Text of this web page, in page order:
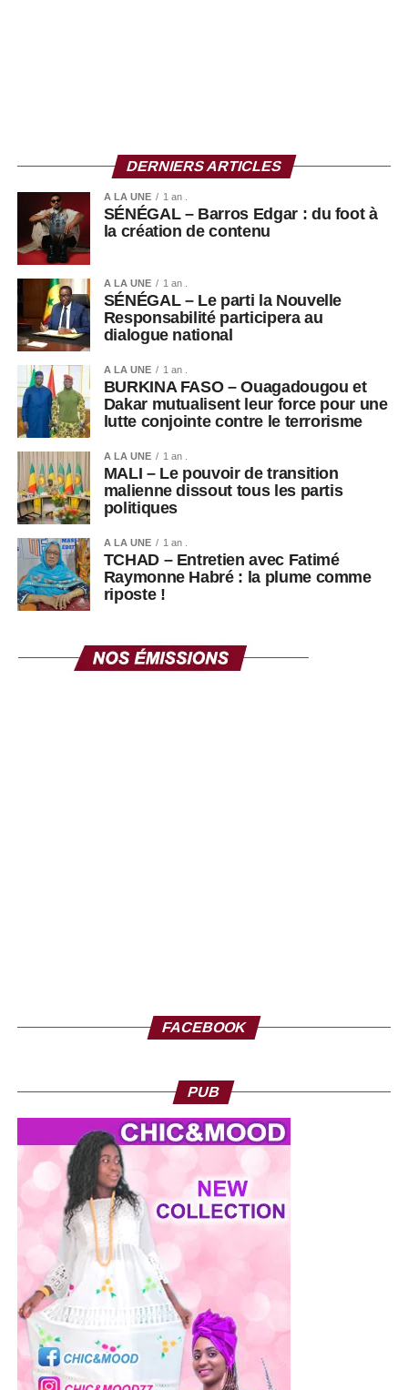
DERNIERS ARTICLES
A LA UNE 1 an .
SÉNÉGAL – Barros Edgar : du foot à
la création de contenu
A LA UNE 1 an .
SÉNÉGAL – Le parti la Nouvelle
Responsabilité participera au
dialogue national
A LA UNE 1 an .
BURKINA FASO – Ouagadougou et
Dakar mutualisent leur force pour une
lutte conjointe contre le terrorisme
A LA UNE 1 an .
MALI – Le pouvoir de transition
malienne dissout tous les partis
politiques
A LA UNE 1 an .
TCHAD – Entretien avec Fatimé
Raymonne Habré : la plume comme
riposte !
FACEBOOK
PUB